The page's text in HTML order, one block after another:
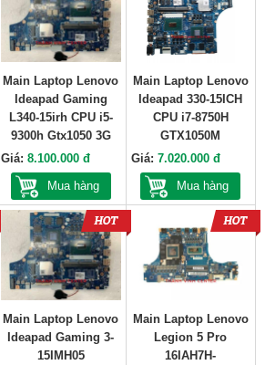
Main Laptop Lenovo
Ideapad Gaming
L340-15irh CPU i5-
9300h Gtx1050 3G
Giá:8.100.000 đ
Mua hàng
Main Laptop Lenovo
Ideapad 330-15ICH
CPU i7-8750H
GTX1050M
Giá: 7.020.000 đ
Mua hàng
Main Laptop Lenovo
Ideapad Gaming 3-
15IMH05
Main Laptop Lenovo
Legion 5 Pro
16IAH7H-